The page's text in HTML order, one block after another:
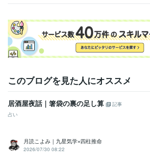
このブログを見た人にオススメ
居酒屋夜話｜箸袋の裏の足し算
記事
占い
月読こよみ｜九星気学×四柱推命
2026/07/30 08:22